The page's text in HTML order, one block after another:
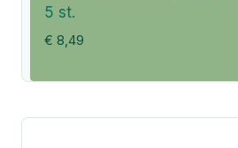
5 st.
€ 8,49